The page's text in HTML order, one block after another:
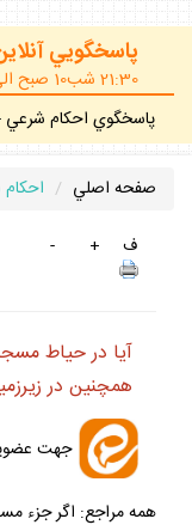
پاسخگويي
21:30 شب10 صبح الي 11:30 ظهر)
پاسخگوي احكام شرعي -2 ( 21:30 الي 23
صفحه اصلي
ف
+
-
آيا در حياط
همچنين در
جهت
همه مراجع: اگر جزء